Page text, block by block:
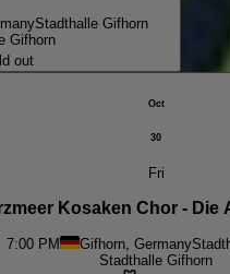
Stadthalle Gifhorn
Gifhorn
out
Oct
30
Fri
Kosaken Chor -
7:00 PM Gifhorn, Germany
Stadthalle Gifhorn